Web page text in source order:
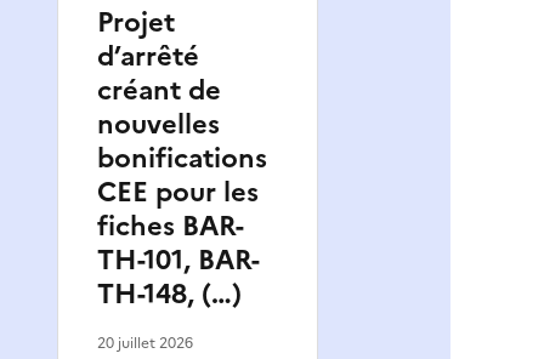
Projet
d’arrêté
créant de
nouvelles
bonifications
CEE pour les
fiches BAR-
TH-101, BAR-
TH-148, (…)
20 juillet 2026